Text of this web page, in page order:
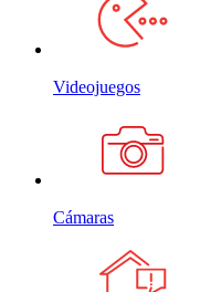
Videojuegos
Cámaras